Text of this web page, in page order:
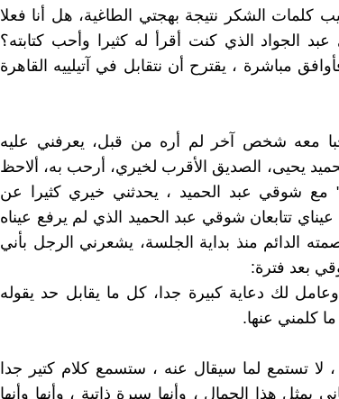
كلمات الشكر نتيجة بهجتي الطاغية، هل أنا فعلا
الجواد الذي كنت أقرأ له كثيرا وأحب كتابته؟
مباشرة ، يقترح أن نتقابل في آتيلييه القاهرة
معه شخص آخر لم أره من قبل، يعرفني عليه
يحيى، الصديق الأقرب لخيري، أرحب به، ألاحظ
مع شوقي عبد الحميد ، يحدثني خيري كثيرا عن
عيناي تتابعان شوقي عبد الحميد الذي لم يرفع عيناه
الدائم منذ بداية الجلسة، يشعرني الرجل بأني
بعد فترة:
لك دعاية كبيرة جدا، كل ما يقابل حد يقوله
كلمني عنها.
تستمع لما سيقال عنه ، ستسمع كلام كتير جدا
هذا الجمال ، وأنها سيرة ذاتية ، وأنها وأنها